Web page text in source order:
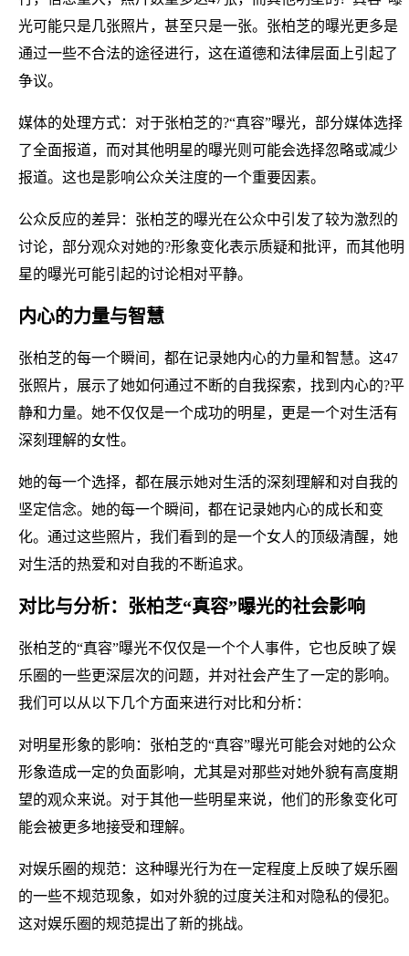
光可能只是几张照片，甚至只是一张。张柏芝的曝光更多是
通过一些不合法的途径进行，这在道德和法律层面上引起了
争议。
媒体的处理方式：对于张柏芝的?“真容”曝光，部分媒体选择
了全面报道，而对其他明星的曝光则可能会选择忽略或减少
报道。这也是影响公众关注度的一个重要因素。
公众反应的差异：张柏芝的曝光在公众中引发了较为激烈的
讨论，部分观众对她的?形象变化表示质疑和批评，而其他明
星的曝光可能引起的讨论相对平静。
内心的力量与智慧
张柏芝的每一个瞬间，都在记录她内心的力量和智慧。这47
张照片，展示了她如何通过不断的自我探索，找到内心的?平
静和力量。她不仅仅是一个成功的明星，更是一个对生活有
深刻理解的女性。
她的每一个选择，都在展示她对生活的深刻理解和对自我的
坚定信念。她的每一个瞬间，都在记录她内心的成长和变
化。通过这些照片，我们看到的是一个女人的顶级清醒，她
对生活的热爱和对自我的不断追求。
对比与分析：张柏芝“真容”曝光的社会影响
张柏芝的“真容”曝光不仅仅是一个个人事件，它也反映了娱
乐圈的一些更深层次的问题，并对社会产生了一定的影响。
我们可以从以下几个方面来进行对比和分析：
对明星形象的影响：张柏芝的“真容”曝光可能会对她的公众
形象造成一定的负面影响，尤其是对那些对她外貌有高度期
望的观众来说。对于其他一些明星来说，他们的形象变化可
能会被更多地接受和理解。
对娱乐圈的规范：这种曝光行为在一定程度上反映了娱乐圈
的一些不规范现象，如对外貌的过度关注和对隐私的侵犯。
这对娱乐圈的规范提出了新的挑战。